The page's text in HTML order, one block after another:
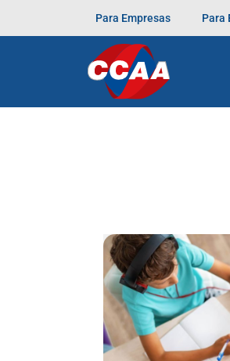
Para Empresas Para